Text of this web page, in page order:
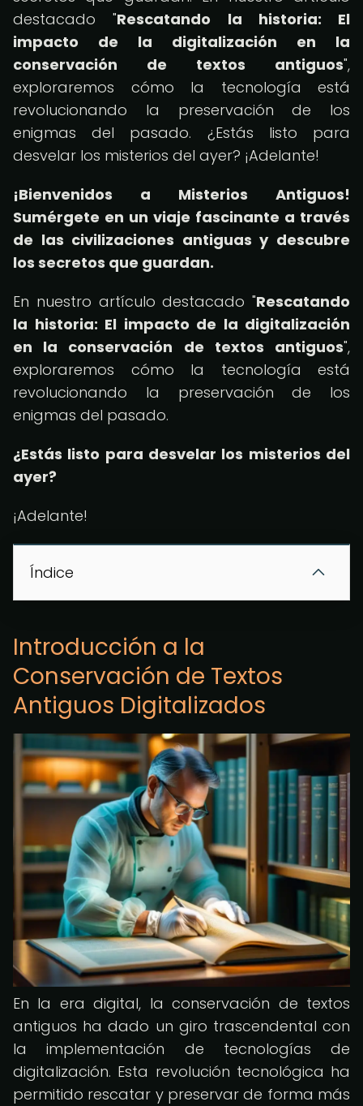
destacado "Rescatando la historia: El
impacto de la digitalización en la
conservación de textos antiguos",
exploraremos cómo la tecnología está
revolucionando la preservación de los
enigmas del pasado. ¿Estás listo para
desvelar los misterios del ayer? ¡Adelante!
¡Bienvenidos a Misterios Antiguos!
Sumérgete en un viaje fascinante a través
de las civilizaciones antiguas y descubre
los secretos que guardan.
En nuestro artículo destacado "Rescatando
la historia: El impacto de la digitalización
en la conservación de textos antiguos",
exploraremos cómo la tecnología está
revolucionando la preservación de los
enigmas del pasado.
¿Estás listo para desvelar los misterios del
ayer?
¡Adelante!
Índice
Introducción a la
Conservación de Textos
Antiguos Digitalizados
En la era digital, la conservación de textos
antiguos ha dado un giro trascendental con
la implementación de tecnologías de
digitalización. Esta revolución tecnológica ha
permitido rescatar y preservar de forma más